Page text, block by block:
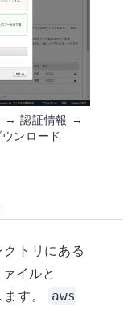
→ 認証情報 →
ンロード
トリにある
ァイルと
す。
aws